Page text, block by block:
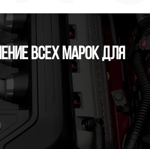
всех марок для